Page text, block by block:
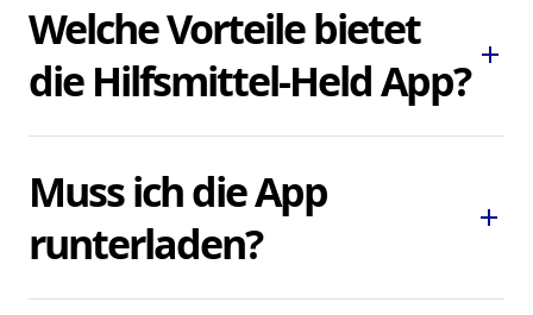
Welche Vorteile bietet
die Hilfsmittel-Held App? add
Ihnen, dringend benötigte Pflegehilfsmittel
und Hilfsmittel schnell und bequem zu
bestellen, ohne lokale Sanitätshäuser
aufsuchen oder kontaktieren zu müssen.
Muss ich die App
runterladen?
add